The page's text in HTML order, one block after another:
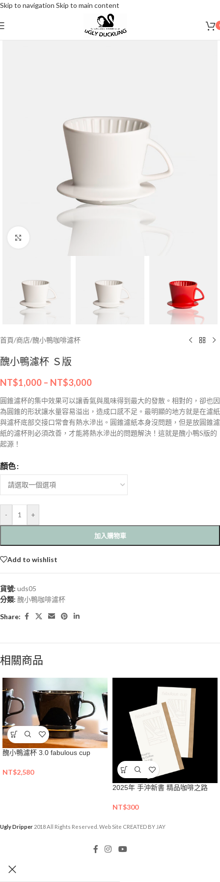
Skip to navigation Skip to main content
Click to enlarge
首頁/商店/醜小鴨咖啡濾杯
醜小鴨濾杯 Ｓ版
NT$1,000 – NT$3,000
圓錐濾杯的集中效果可以讓香氣與風味得到最大的發散。相對的，卻也因
為圓錐的形狀讓水量容易溢出，造成口感不足。最明顯的地方就是在濾紙
與濾杯底部交接口常會有熱水滲出。圓錐濾紙本身沒問題，但是放圓錐濾
紙的濾杯則必須改善，才能將熱水滲出的問題解決！這就是醜小鴨S版的
起源！
顏色
- +
加入購物車
Add to wishlist
貨號: uds05
分類: 醜小鴨咖啡濾杯
Share:
相關商品
醜小鴨濾杯 3.0 fabulous cup
NT$2,580
2025年 手沖新書 精品咖啡之路
NT$300
Ugly Dripper 2018 All Rights Reserved. Web Site CREATED BY JAY